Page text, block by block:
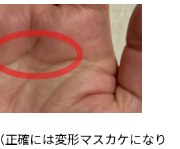
確には変形マスカケになり